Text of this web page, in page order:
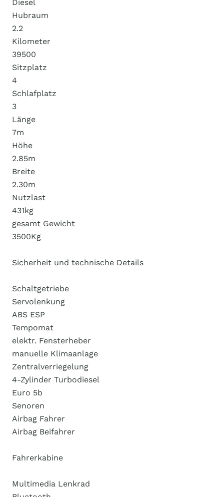
Diesel
Hubraum
2.2
Kilometer
39500
Sitzplatz
4
Schlafplatz
3
Länge
7m
Höhe
2.85m
Breite
2.30m
Nutzlast
431kg
gesamt Gewicht
3500Kg
Sicherheit und technische Details
Schaltgetriebe
Servolenkung
ABS ESP
Tempomat
elektr. Fensterheber
manuelle Klimaanlage
Zentralverriegelung
4-Zylinder Turbodiesel
Euro 5b
Senoren
Airbag Fahrer
Airbag Beifahrer
Fahrerkabine
Multimedia Lenkrad